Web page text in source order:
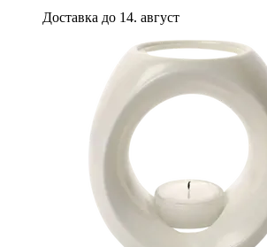
Доставка до 14. август